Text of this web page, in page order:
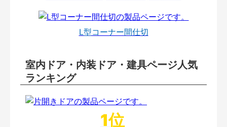
L型コーナー間仕切
室内ドア・内装ドア・建具ページ人気
ランキング